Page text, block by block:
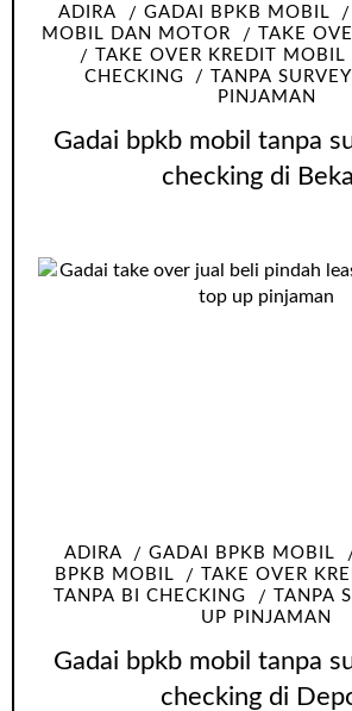
ADIRA GADAI BPKB MOBIL
MOBIL DAN MOTOR
TAKE
TAKE OVER KREDIT MOBIL
CHECKING
TANPA SURVEY
PINJAMAN
Gadai bpkb mobil tanpa
checking di
ADIRA GADAI BPKB MOBIL
BPKB MOBIL
TAKE OVER
TANPA BI CHECKING
TANPA
UP PINJAMAN
Gadai bpkb mobil tanpa
checking di